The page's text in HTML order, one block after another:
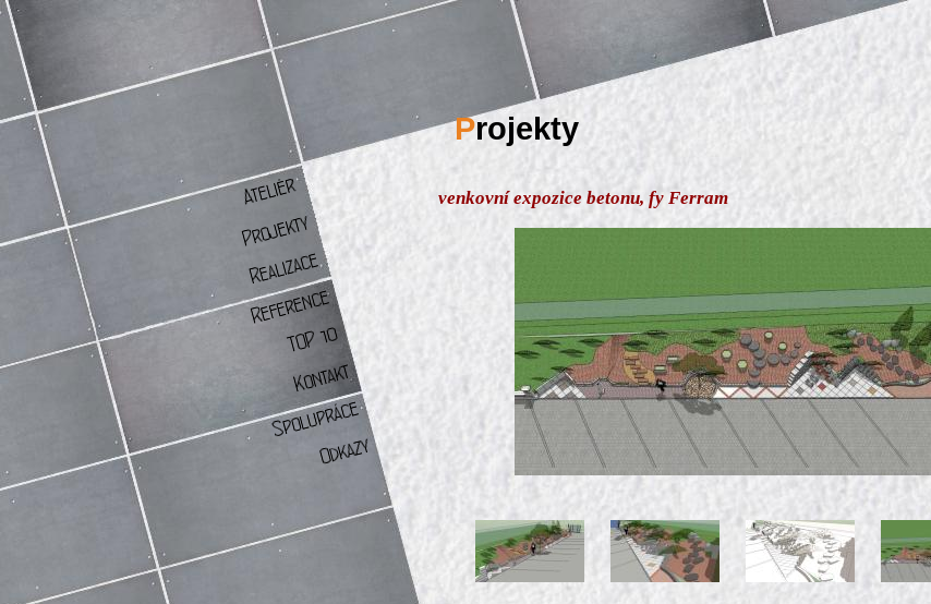
Projekty
venkovní expozice betonu, fy Ferram